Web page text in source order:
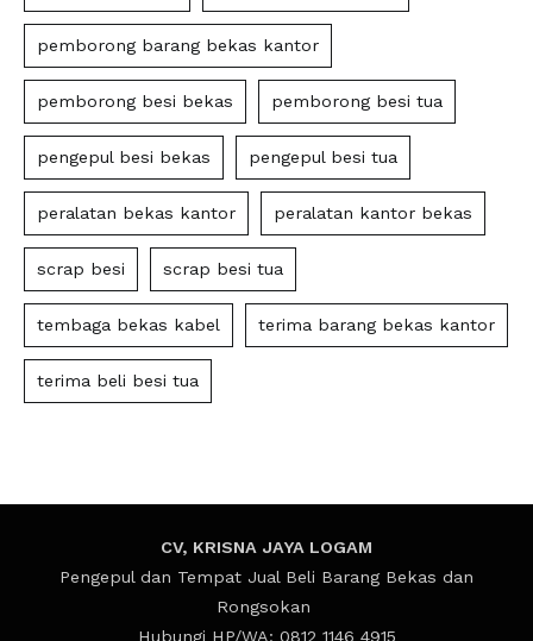
pemborong barang bekas kantor
pemborong besi bekas pemborong besi tua
pengepul besi bekas pengepul besi tua
peralatan bekas kantor peralatan kantor bekas
scrap besi scrap besi tua
tembaga bekas kabel terima barang bekas kantor
terima beli besi tua
CV, KRISNA JAYA LOGAM
Pengepul dan Tempat Jual Beli Barang Bekas dan
Rongsokan
Hubungi HP/WA: 0812 1146 4915